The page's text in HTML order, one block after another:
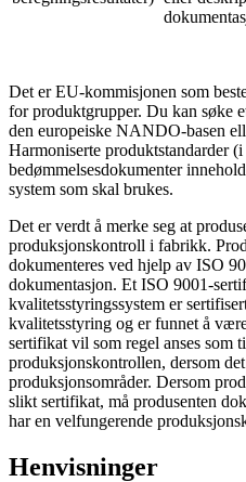
Det er EU-kommisjonen som
for produktgrupper. Du kan søke
den europeiske NANDO-basen
Harmoniserte produktstandarder
bedømmelsesdokumenter
system som skal brukes.
Det er verdt å merke seg at
produksjonskontroll i fabrikk.
dokumenteres ved hjelp av ISO
dokumentasjon. Et ISO 9001-
kvalitetsstyringssystem er
kvalitetsstyring og er funnet å
sertifikat vil som regel anses som
produksjonskontrollen, dersom
produksjonsområder. Dersom
slikt sertifikat, må produsenten
har en velfungerende
Henvisninger